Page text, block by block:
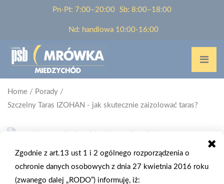
Pn-Pt: 7:00–20:00 Sb: 8:00–18:00
Nd: handlowa 10:00-16:00
Home / Porady /
Szczelny Taras IZOHAN - jak skutecznie zaizolować taras?
SZCZELNY TARAS IZOHAN - JAK
SKUTECZNIE ZAIZOLOWAĆ TARAS?
Zgodnie z art.13 ust 1 i 2 ogólnego rozporządzenia o
ochronie danych osobowych z dnia 27 kwietnia 2016 roku
(zwanego dalej „RODO”) informuję, iż: